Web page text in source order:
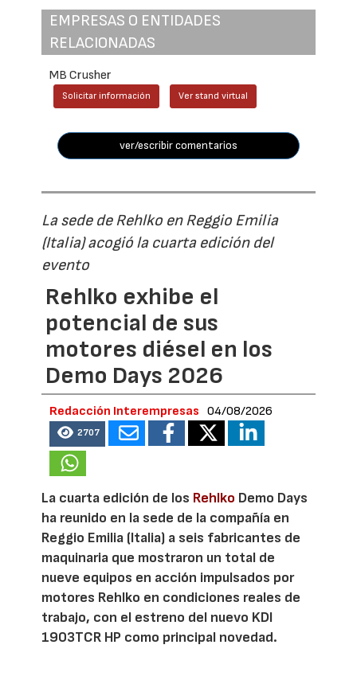
EMPRESAS O ENTIDADES
RELACIONADAS
MB Crusher
Solicitar información Ver stand virtual
ver/escribir comentarios
La sede de Rehlko en Reggio Emilia
(Italia) acogió la cuarta edición del
evento
Rehlko exhibe el
potencial de sus
motores diésel en los
Demo Days 2026
Redacción Interempresas 04/08/2026
2707
La cuarta edición de los Rehlko Demo Days
ha reunido en la sede de la compañía en
Reggio Emilia (Italia) a seis fabricantes de
maquinaria que mostraron un total de
nueve equipos en acción impulsados por
motores Rehlko en condiciones reales de
trabajo, con el estreno del nuevo KDI
1903TCR HP como principal novedad.